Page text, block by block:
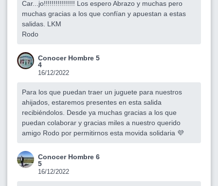
Car...jo!!!!!!!!!!!!!!!! Los espero Abrazo y muchas pero
muchas gracias a los que confían y apuestan a estas
salidas. LKM
Rodo
Conocer Hombre 5
4
16/12/2022
Para los que puedan traer un juguete para nuestros
ahijados, estaremos presentes en esta salida
recibiéndolos. Desde ya muchas gracias a los que
puedan colaborar y gracias miles a nuestro querido
amigo Rodo por permitirnos esta movida solidaria 💜
Conocer Hombre 6
5
16/12/2022